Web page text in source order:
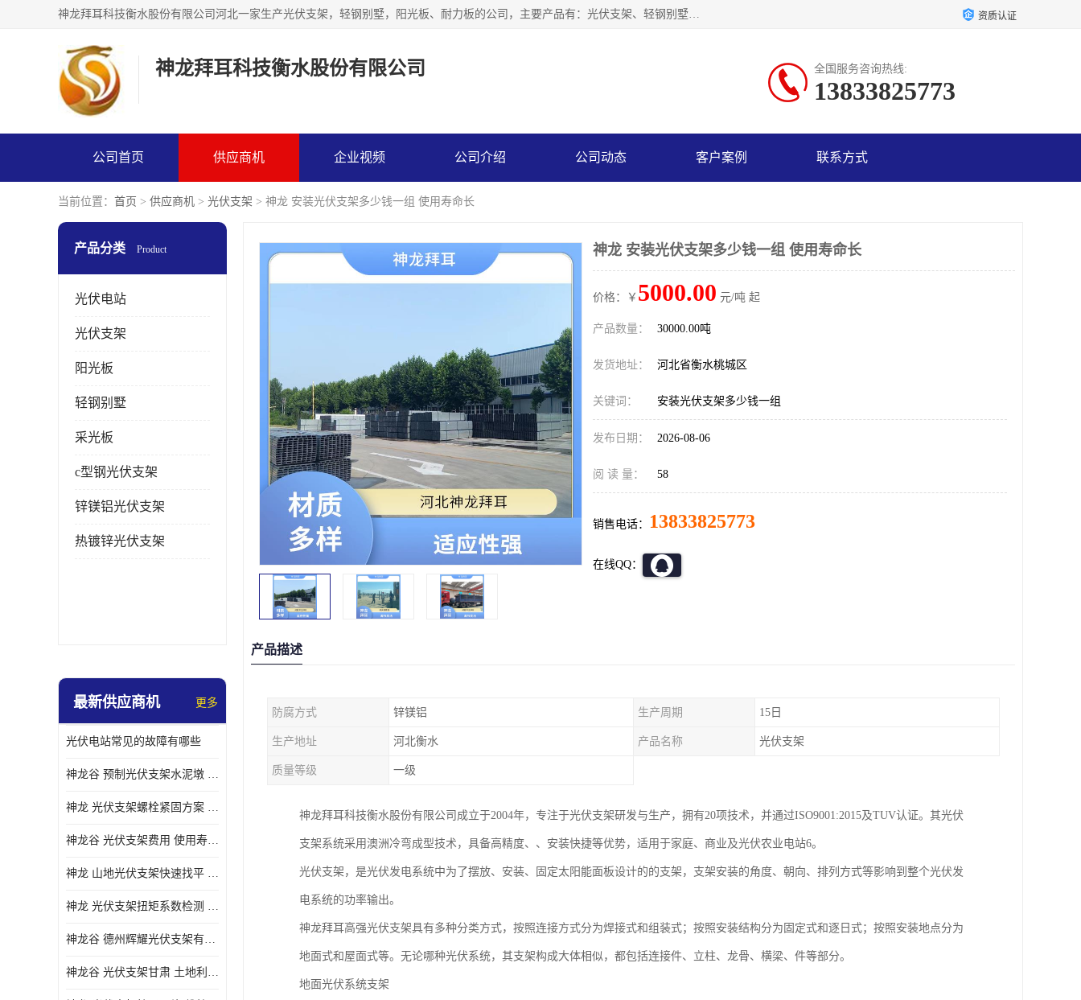
神龙拜耳科技衡水股份有限公司河北一家生产光伏支架，轻钢别墅，阳光板、耐力板的公司，主要产品有：光伏支架、轻钢别墅、阳光板、耐力板、采光板等，公司参与制定了多项标准。 资质认证
神龙拜耳科技衡水股份有限公司 全国服务咨询热线:
13833825773
公司首页 供应商机 企业视频 公司介绍 公司动态 客户案例 联系方式
当前位置： 首页 > 供应商机 > 光伏支架 > 神龙 安装光伏支架多少钱一组 使用寿命长
产品分类 Product
光伏电站
光伏支架
阳光板
轻钢别墅
采光板
c型钢光伏支架
锌镁铝光伏支架
热镀锌光伏支架
最新供应商机 更多
光伏电站常见的故障有哪些
神龙谷 预制光伏支架水泥墩 抗震性能优
神龙 光伏支架螺栓紧固方案 土地利用率高
神龙谷 光伏支架费用 使用寿命长
神龙 山地光伏支架快速找平 抗风耐压
神龙 光伏支架扭矩系数检测 适应性强
神龙谷 德州辉耀光伏支架有限公司 材质多样
神龙谷 光伏支架甘肃 土地利用率高
神龙 安装光伏支架多少钱一组 使用寿命长
价格：￥ 5000.00 元/吨 起
产品数量： 30000.00吨
发货地址： 河北省衡水桃城区
关键词： 安装光伏支架多少钱一组
发布日期： 2026-08-06
阅 读 量： 58
销售电话： 13833825773
在线QQ：
产品描述
防腐方式 锌镁铝 生产周期 15日
生产地址 河北衡水 产品名称 光伏支架
质量等级 一级
神龙拜耳科技衡水股份有限公司成立于2004年，专注于光伏支架研发与生产，拥有20项技术，并通过ISO9001:2015及TUV认证。其光伏
支架系统采用澳洲冷弯成型技术，具备高精度、、安装快捷等优势，适用于家庭、商业及光伏农业电站6。
光伏支架，是光伏发电系统中为了摆放、安装、固定太阳能面板设计的的支架，支架安装的角度、朝向、排列方式等影响到整个光伏发
电系统的功率输出。
神龙拜耳高强光伏支架具有多种分类方式，按照连接方式分为焊接式和组装式；按照安装结构分为固定式和逐日式；按照安装地点分为
地面式和屋面式等。无论哪种光伏系统，其支架构成大体相似，都包括连接件、立柱、龙骨、横梁、件等部分。
地面光伏系统支架